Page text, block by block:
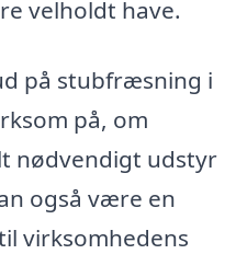
velholdt have.
på stubfræsning i
på, om
nødvendigt udstyr
også være en
virksomhedens